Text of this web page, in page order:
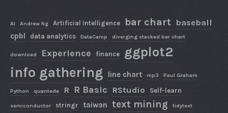
AI Andrew Ng Artificial Intelligence bar chart baseball
cpbl data analytics DataCamp diverging stacked bar chart
download Experience finance ggplot2
info gathering line chart mp3 Paul Graham
Python quanteda R R Basic RStudio Self-learn
semiconductor stringr taiwan text mining tidytext